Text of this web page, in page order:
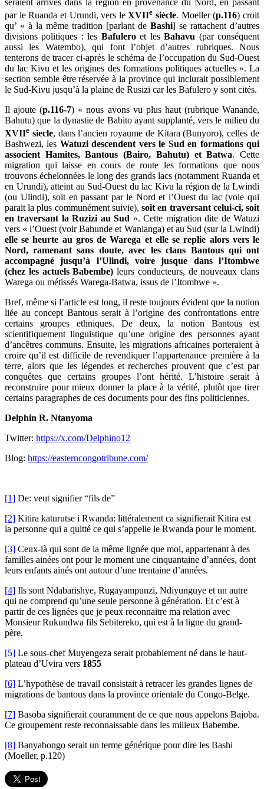
par le Ruanda et Urundi, vers leXVIIe siècle. Moeller (p.116) croit
qu’ « à la même tradition [parlant de Bashi] se rattachent d’autres
divisions politiques : les Bafuleroet lesBahavu (par conséquent
aussi les Watembo), qui font l’objet d’autres rubriques. Nous
tenterons de tracer ci-après le schéma de l’occupation du Sud-Ouest
du lac Kivu et les origines des formations politiques actuelles ». La
section semble être réservée à la province qui inclurait possiblement
le Sud-Kivu jusqu’à la plaine de Rusizi car les Bafulero y sont cités.
Il ajoute (p.116-7) « nous avons vu plus haut (rubrique Wanande,
Bahutu) que la dynastie de Babito ayant supplanté, vers le milieu du
XVIIe siecle, dans l’ancien royaume de Kitara (Bunyoro), celles de
Bashwezi, les Watuzi descendent vers le Sud en formations qui
associent Hamites, Bantous (Bairo, Bahutu) et Batwa. Cette
migration qui laisse en cours de route les formations que nous
trouvons échelonnées le long des grands lacs (notamment Ruanda et
en Urundi), atteint au Sud-Ouest du lac Kivu la région de la Lwindi
(ou Ulindi), soit en passant par le Nord et l’Ouest du lac (voie qui
parait la plus communément suivie),soit en traversant celui-ci, soit
en traversant la Ruzizi au Sud ». Cette migration dite de Watuzi
vers « l’Ouest (voir Bahunde et Wanianga) et au Sud (sur la Lwindi)
elle se heurte au gros de Warega et elle se replie alors vers le
Nord, ramenant sans doute, avec les clans Bantous qui ont
accompagné jusqu’à l’Ulindi,
voire jusque dans l’Itombwe
(chez les actuels Babembe) leurs conducteurs, de nouveaux clans
Warega ou métissés Warega-Batwa, issus de l’Itombwe ».
Bref, même si l’article est long, il reste toujours évident que la notion
liée au concept Bantous serait à l’origine des confrontations entre
certains groupes ethniques. De deux, la notion Bantous est
scientifiquement linguistique qu’une origine des personnes ayant
d’ancêtres communs. Ensuite, les migrations africaines porteraient à
croire qu’il est difficile de revendiquer l’appartenance première à la
terre, alors que les légendes et recherches prouvent que c’est par
conquêtes que certains groupes l’ont hérité. L’histoire serait à
reconstruire pour mieux donner la place à la vérité, plutôt que tirer
certains paragraphes de ces documents pour des fins politiciennes.
Delphin R. Ntanyoma
Twitter: https://x.com/Delphino12
Blog: https://easterncongotribune.com/
[1] De: veut signifier “fils de”
[2] Kitira katurutse i Rwanda: littéralement ca signifierait Kitira est
la personne qui a quitté ce qui s’appelle le Rwanda pour le moment.
[3] Ceux-là qui sont de la même lignée que moi, appartenant à des
familles ainées ont pour le moment une cinquantaine d’années, dont
leurs enfants ainés ont autour d’une trentaine d’années.
[4] Ils sont Ndabarishye, Rugayampunzi, Ndiyunguye et un autre
qui ne comprend qu’une seule personne à génération. Et c’est à
partir de ces lignées que je peux reconnaitre ma relation avec
Monsieur Rukundwa fils Sebitereko, qui est à la ligne du grand-
père.
[5] Le sous-chef Muyengeza serait probablement né dans le haut-
plateau d’Uvira vers 1855
[6] L’hypothèse de travail consistait à retracer les grandes lignes de
migrations de bantous dans la province orientale du Congo-Belge.
[7] Basoba signifierait couramment de ce que nous appelons Bajoba.
Ce groupement reste reconnaissable dans les milieux Babembe.
[8] Banyabongo serait un terme générique pour dire les Bashi
(Moeller, p.120)